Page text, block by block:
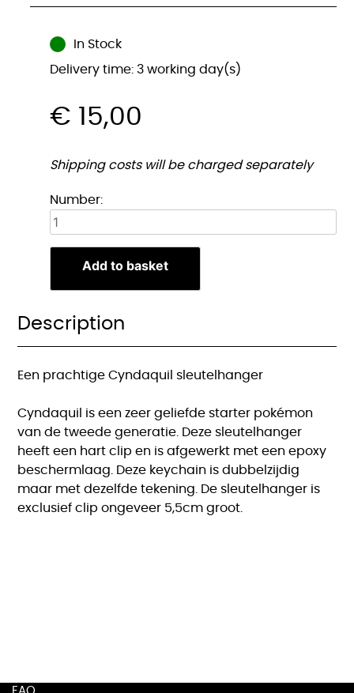
In Stock
Delivery time: 3 working day(s)
€ 15,00
Shipping costs will be charged separately
Number:Cyndaquil
quantity
Add to basket
Description
Een prachtige Cyndaquil sleutelhanger
Cyndaquil is een zeer geliefde starter pokémon
van de tweede generatie. Deze sleutelhanger
heeft een hart clip en is afgewerkt met een epoxy
beschermlaag. Deze keychain is dubbelzijdig
maar met dezelfde tekening. De sleutelhanger is
exclusief clip ongeveer 5,5cm groot.